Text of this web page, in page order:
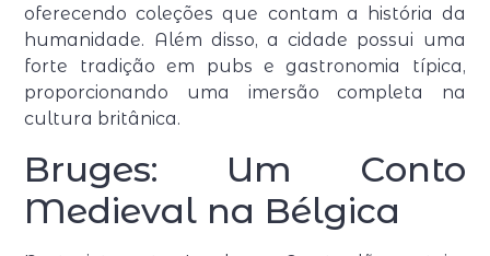
oferecendo coleções que contam a história da
humanidade. Além disso, a cidade possui uma
forte tradição em pubs e gastronomia típica,
proporcionando uma imersão completa na
cultura britânica.
Bruges: Um Conto
Medieval na Bélgica